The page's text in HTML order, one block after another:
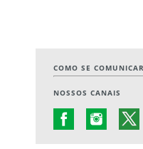
COMO SE
NOSSOS CANAIS